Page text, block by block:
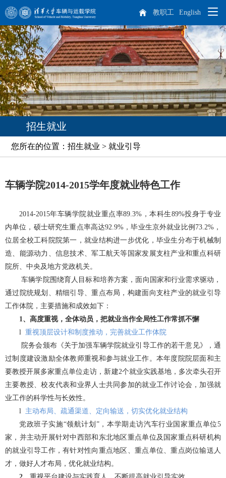
English
教职工
院系概况
学院概况
院长致辞
现任领导
历任领导
机构设置
历史沿革
联系我们
师资队伍
杰出人才
教师队伍
博士后
离退休教师
人才培养
本科生培养
专业介绍 培养方案
专业介绍 课程设置 国际生培养
教学成果
科学研究
科研概况
科研方向
智能出行研究所 特种车辆与动力研究所
科研机构
科研成果
国际合作与交流
学生天地
学生工作
学生活动
科创活动 文体活动 社会实践
志愿服务
奖励荣誉
招生就业
本科生招生
研究生招生
国际生招生
就业引导
校友工作
校友组织
校友活动
校友文库
校友风采
爱心捐赠
联系方式
招生就业
您所在的位置：招生就业 > 就业引导
车辆学院2014-2015学年度就业特色工作
2014-2015年车辆学院就业重点率89.3%，本科生89%投身于专业
内单位，硕士研究生重点率高达92.9%，毕业生京外就业比例73.2%，
位居全校工科院院第一，就业结构进一步优化，毕业生分布于机械制
造、能源动力、信息技术、军工航天等国家发展支柱产业和重点科研
院所、中央及地方党政机关。
车辆学院围绕育人目标和培养方案，面向国家和行业需求驱动，
通过院统规划、精细引导、重点布局，构建面向支柱产业的就业引导
工作体院，主要措施和成效如下：
1、高度重视，全体动员，把就业当作全局性工作常抓不懈
l 重视顶层设计和制度推动，完善就业工作体院
院务会颁布《关于加强车辆学院就业引导工作的若干意见》，通
过制度建设激励全体教师重视和参与就业工作。本年度院院层面和主
要教授开展多家重点单位走访，新建2个就业实践基地，多次牵头召开
主要教授、校友代表和业界人士共同参加的就业工作讨论会，加强就
业工作的科学性与长效性。
l 主动布局、疏通渠道、定向输送，切实优化就业结构
党政班子实施“领航计划”，本学期走访汽车行业国家重点单位5
家，并主动开展针对中西部和东北地区重点单位及国家重点科研机构
的就业引导工作，有针对性向重点地区、重点单位、重点岗位输送人
才，做好人才布局，优化就业结构。